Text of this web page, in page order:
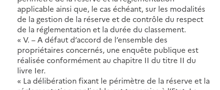
applicable ainsi que, le cas échéant, sur les modalités
de la gestion de la réserve et de contrôle du respect
de la réglementation et la durée du classement.
« V. – A défaut d’accord de l’ensemble des
propriétaires concernés, une enquête publique est
réalisée conformément au chapitre II du titre II du
livre Ier.
« La délibération fixant le périmètre de la réserve et la